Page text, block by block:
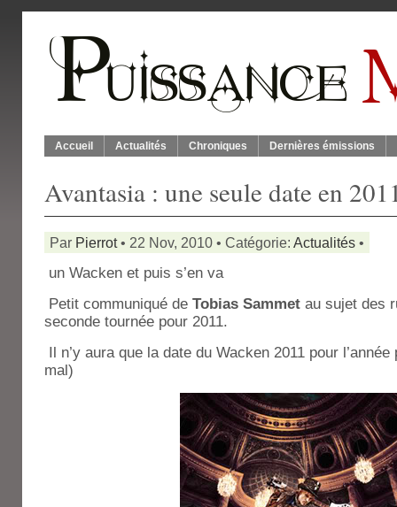
Accueil Actualités Chroniques Dernières émissions
Avantasia : une seule date en
Par Pierrot• 22 Nov, 2010 • Catégorie: Actualités •
un Wacken et puis s’en va
Petit communiqué de Tobias Sammet au sujet des
seconde tournée pour 2011.
Il n’y aura que la date du Wacken 2011 pour
mal)